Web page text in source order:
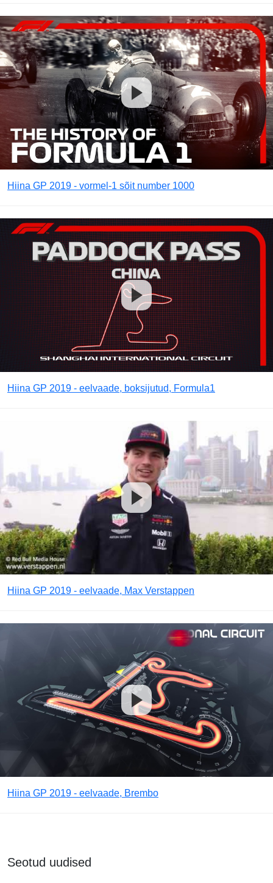
Hiina GP 2019 - vormel-1 sõit number 1000
Hiina GP 2019 - eelvaade, boksijutud, Formula1
Hiina GP 2019 - eelvaade, Max Verstappen
Hiina GP 2019 - eelvaade, Brembo
Seotud uudised